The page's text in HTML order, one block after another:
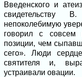
Введенского и
свидетельству
непоколебимую
говорил с совсем
позиции, чем
сего». Люди
святителя и,
устраивали овации.